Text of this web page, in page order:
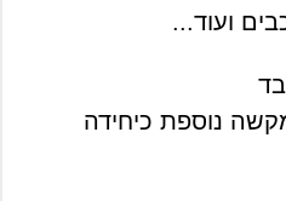
ועוד...
נוספת כיחידה